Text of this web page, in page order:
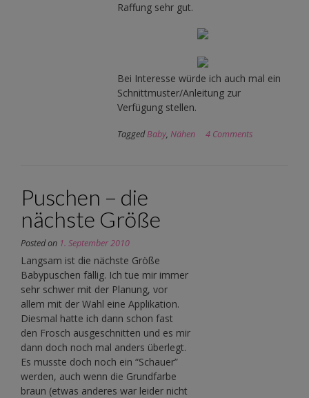
Raffung sehr gut.
Bei Interesse würde ich auch mal ein
Schnittmuster/Anleitung zur
Verfügung stellen.
TaggedBaby, Nähen 4 Comments
Puschen – die
nächste Größe
Posted on 1. September 2010
Langsam ist die nächste Größe
Babypuschen fällig. Ich tue mir immer
sehr schwer mit der Planung, vor
allem mit der Wahl eine Applikation.
Diesmal hatte ich dann schon fast
den Frosch ausgeschnitten und es mir
dann doch noch mal anders überlegt.
Es musste doch noch ein “Schauer”
werden, auch wenn die Grundfarbe
braun (etwas anderes war leider nicht